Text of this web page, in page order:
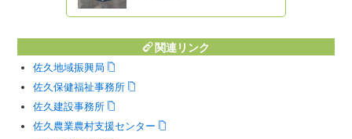
関連リンク
佐久地域振興局
佐久保健福祉事務所
佐久建設事務所
佐久農業農村支援センター